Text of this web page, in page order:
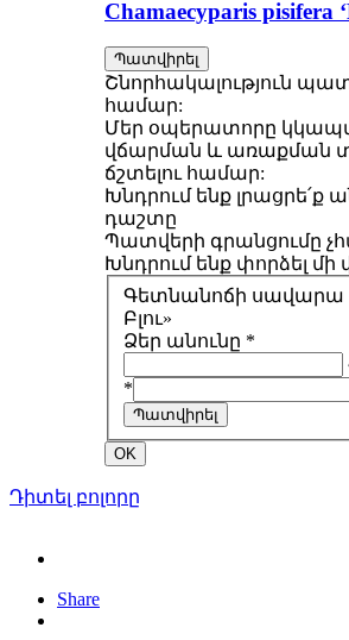
Chamaecyparis pisifera
Պատվիրել
Շնորհակալություն
համար:
Մեր օպերատորը
վճարման և առաքման
ճշտելու համար:
Խնդրում ենք լրացրե՛ք
դաշտը
Պատվերի գրանցումը
Խնդրում ենք փորձել մի
Գետնանոճի սավարա
Բլու»
Ձեր անունը *
*
Պատվիրել
OK
Դիտել բոլորը
Share